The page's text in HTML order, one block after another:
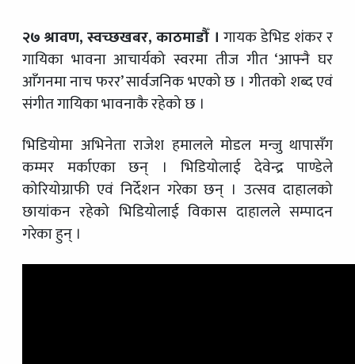
२७ श्रावण, स्वच्छखबर, काठमाडौँ । गायक डेभिड शंकर र
गायिका भावना आचार्यको स्वरमा तीज गीत ‘आफ्नै घर
आँगनमा नाच फरर’ सार्वजनिक भएको छ । गीतको शब्द एवं
संगीत गायिका भावनाकै रहेको छ ।
भिडियोमा अभिनेता राजेश हमालले मोडल मन्जु थापासँग
कम्मर मर्काएका छन् । भिडियोलाई देवेन्द्र पाण्डेले
कोरियोग्राफी एवं निर्देशन गरेका छन् । उत्सव दाहालको
छायांकन रहेको भिडियोलाई विकास दाहालले सम्पादन
गरेका हुन् ।